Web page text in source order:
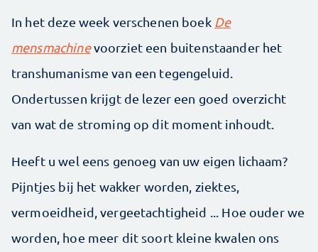
In het deze week verschenen boek De
mensmachinevoorziet een buitenstaander het
transhumanisme van een tegengeluid.
Ondertussen krijgt de lezer een goed overzicht
van wat de stroming op dit moment inhoudt.
Heeft u wel eens genoeg van uw eigen lichaam?
Pijntjes bij het wakker worden, ziektes,
vermoeidheid, vergeetachtigheid ... Hoe ouder we
worden, hoe meer dit soort kleine kwalen ons